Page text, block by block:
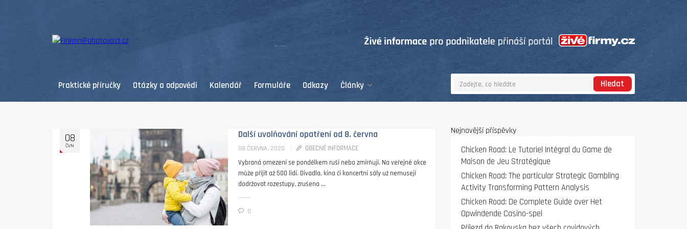
Praktické příručky Otázky a odpovědi Kalendář Formuláře Odkazy Články Hledat
08
ČVN
Další uvolňování opatření od 8. června
08 ČERVNA, 2020
OBECNÉ INFORMACE
Vybraná omezení se pondělkem ruší nebo zmírňují. Na veřejné akce
může přijít až 500 lidí. Divadla, kina či koncertní sály už nemusejí
dodržovat rozestupy, zrušena ...
0
Nejnovější příspěvky
Chicken Road: Le Tutoriel Intégral du Game de
Maison de Jeu Stratégique
Chicken Road: The particular Strategic Gambling
Activity Transforming Pattern Analysis
Chicken Road: De Complete Guide over Het
Opwindende Casino-spel